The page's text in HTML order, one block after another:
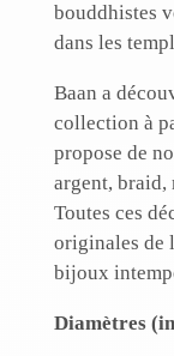
bouddhistes
dans les
Baan a
collection à
propose de
argent, braid,
Toutes ces
originales de
bijoux
Diamètres